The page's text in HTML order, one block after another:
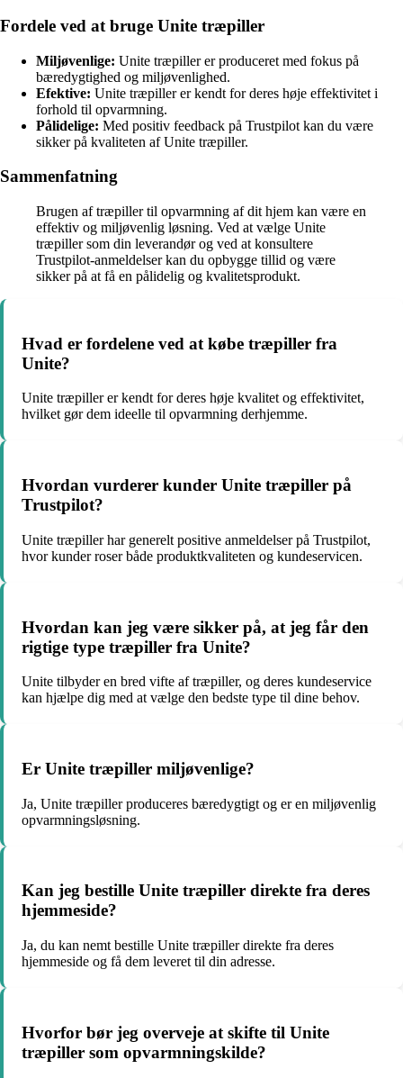
Fordele ved at bruge Unite træpiller
Miljøvenlige: Unite træpiller er produceret med fokus på
bæredygtighed og miljøvenlighed.
Efektive: Unite træpiller er kendt for deres høje effektivitet i
forhold til opvarmning.
Pålidelige: Med positiv feedback på Trustpilot kan du være
sikker på kvaliteten af Unite træpiller.
Sammenfatning
Brugen af træpiller til opvarmning af dit hjem kan være en
effektiv og miljøvenlig løsning. Ved at vælge Unite
træpiller som din leverandør og ved at konsultere
Trustpilot-anmeldelser kan du opbygge tillid og være
sikker på at få en pålidelig og kvalitetsprodukt.
Hvad er fordelene ved at købe træpiller fra
Unite?
Unite træpiller er kendt for deres høje kvalitet og effektivitet,
hvilket gør dem ideelle til opvarmning derhjemme.
Hvordan vurderer kunder Unite træpiller på
Trustpilot?
Unite træpiller har generelt positive anmeldelser på Trustpilot,
hvor kunder roser både produktkvaliteten og kundeservicen.
Hvordan kan jeg være sikker på, at jeg får den
rigtige type træpiller fra Unite?
Unite tilbyder en bred vifte af træpiller, og deres kundeservice
kan hjælpe dig med at vælge den bedste type til dine behov.
Er Unite træpiller miljøvenlige?
Ja, Unite træpiller produceres bæredygtigt og er en miljøvenlig
opvarmningsløsning.
Kan jeg bestille Unite træpiller direkte fra deres
hjemmeside?
Ja, du kan nemt bestille Unite træpiller direkte fra deres
hjemmeside og få dem leveret til din adresse.
Hvorfor bør jeg overveje at skifte til Unite
træpiller som opvarmningskilde?